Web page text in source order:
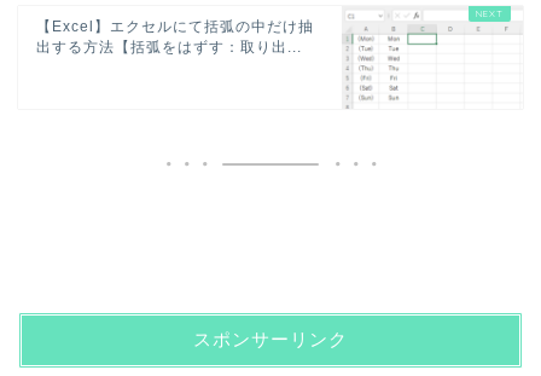
【Excel】エクセルにて括弧の中だけ抽
出する方法【括弧をはずす：取り出...
スポンサーリンク